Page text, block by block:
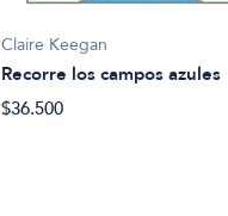
Claire Keegan
Recorre los campos azules
$36.500